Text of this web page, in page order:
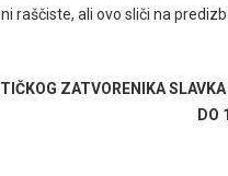
raščiste, ali ovo sliči na
ZATVORENIKA
DO